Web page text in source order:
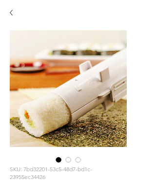
SKU: 7bd32201-53c5-48d7-bd1c-
23955ec34426